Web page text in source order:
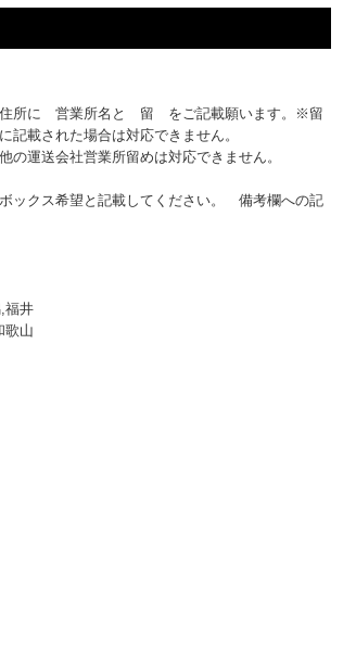
住所に 営業所名と 留 をご記載願います。※留
記載された場合は対応できません。
の運送会社営業所留めは対応できません。
クス希望と記載してください。 備考欄への記
福井
歌山